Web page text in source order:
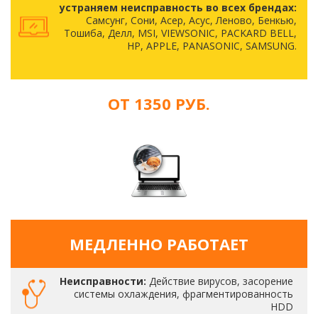
устраняем неисправность во всех брендах:
Самсунг, Сони, Асер, Асус, Леново, Бенкью,
Тошиба, Делл, MSI, VIEWSONIC, PACKARD BELL,
HP, APPLE, PANASONIC, SAMSUNG.
ОТ 1350 РУБ.
МЕДЛЕННО РАБОТАЕТ
Неисправности: Действие вирусов, засорение
системы охлаждения, фрагментированность
HDD